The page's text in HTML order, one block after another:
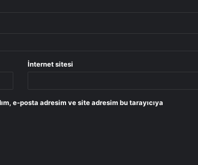
İnternet sitesi
e-posta adresim ve site adresim bu tarayıcıya